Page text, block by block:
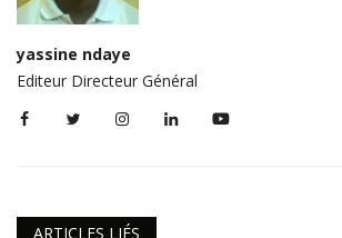
yassine ndaye
Editeur Directeur Général
ARTICLES LIÉS